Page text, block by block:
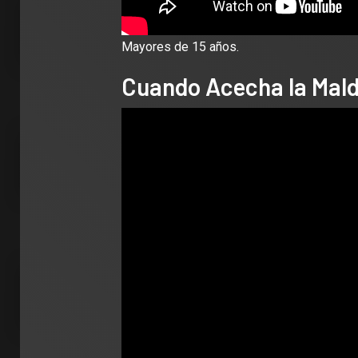
Mayores de 15 años.
Cuando Acecha la